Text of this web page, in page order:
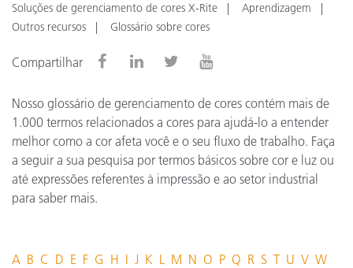
Soluções de gerenciamento de cores X-Rite
Aprendizagem
Outros recursos
Glossário sobre cores
Compartilhar
Nosso glossário de gerenciamento de cores contém mais de
1.000 termos relacionados a cores para ajudá-lo a entender
melhor como a cor afeta você e o seu fluxo de trabalho. Faça
a seguir a sua pesquisa por termos básicos sobre cor e luz ou
até expressões referentes à impressão e ao setor industrial
para saber mais.
A B C D E F G H I J K L M N O P Q R S T U V W